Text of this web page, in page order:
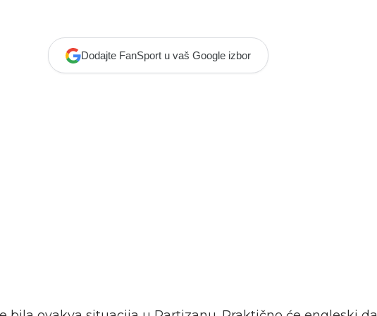
Dodajte FanSport u vaš Google izbor